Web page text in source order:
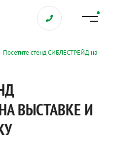
Посетите стенд СИБЛЕСТРЕЙД на
ВЫСТАВКЕ И